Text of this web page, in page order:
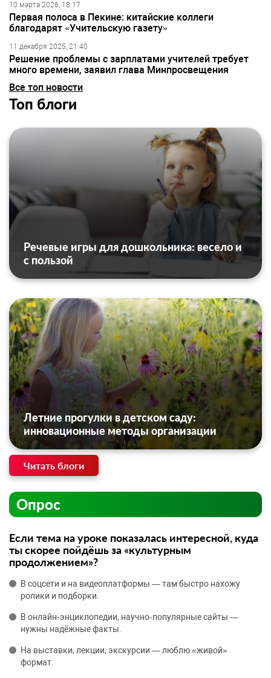
10 марта 2026, 18:17
Первая полоса в Пекине: китайские коллеги
благодарят «Учительскую газету»
11 декабря 2025, 21:40
Решение проблемы с зарплатами учителей требует
много времени, заявил глава Минпросвещения
Все топ новости
Топ блоги
Речевые игры для дошкольника: весело и
с пользой
Летние прогулки в детском саду:
инновационные методы организации
Читать блоги
Опрос
Если тема на уроке показалась интересной, куда
ты скорее пойдёшь за «культурным
продолжением»?
В соцсети и на видеоплатформы — там быстро нахожу
ролики и подборки.
В онлайн‑энциклопедии, научно‑популярные сайты —
нужны надёжные факты.
На выставки, лекции, экскурсии — люблю «живой»
формат.